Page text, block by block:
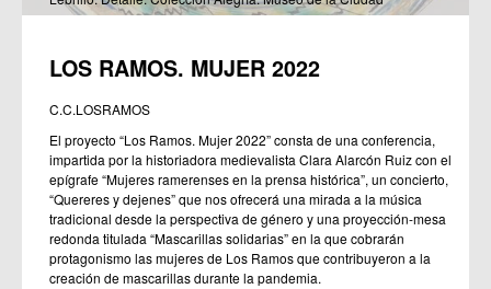
LOS RAMOS. MUJER 2022
C.C.LOSRAMOS
El proyecto “Los Ramos. Mujer 2022” consta de una conferencia,
impartida por la historiadora medievalista Clara Alarcón Ruiz con el
epígrafe “Mujeres ramerenses en la prensa histórica”, un concierto,
“Quereres y dejenes” que nos ofrecerá una mirada a la música
tradicional desde la perspectiva de género y una proyección-mesa
redonda titulada “Mascarillas solidarias” en la que cobrarán
protagonismo las mujeres de Los Ramos que contribuyeron a la
creación de mascarillas durante la pandemia.